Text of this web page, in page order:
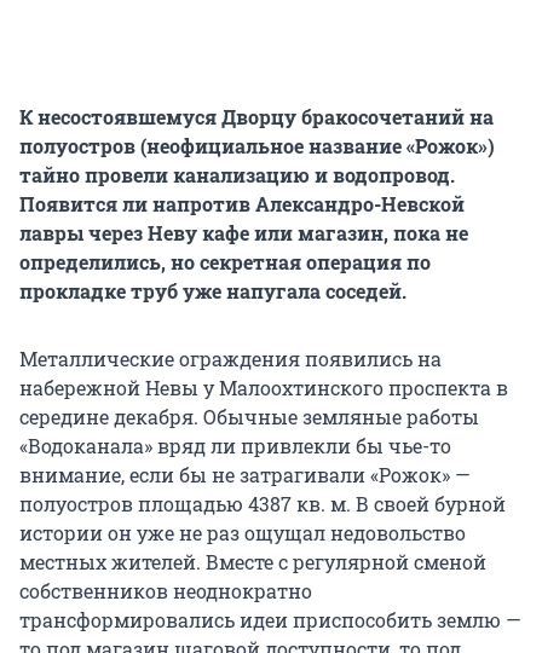
К несостоявшемуся Дворцу бракосочетаний на
полуостров (неофициальное название «Рожок»)
тайно провели канализацию и водопровод.
Появится ли напротив Александро-Невской
лавры через Невукафе или магазин, пока не
определились, но секретная операция по
прокладке труб уже напугала соседей.
Металлические ограждения появились на
набережной Невы у Малоохтинского проспекта в
середине декабря. Обычные земляные работы
«Водоканала» вряд ли привлекли бы чье-то
внимание, если бы не затрагивали «Рожок» —
полуостров площадью 4387 кв. м. В своей бурной
истории он уже не раз ощущал недовольство
местных жителей. Вместе с регулярной сменой
собственников неоднократно
трансформировались идеи приспособить землю —